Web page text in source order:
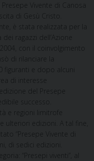
Presepe Vivente di Canosa
di Gesù Cristo.
è stata realizzata per la
ragazzi dell’Azione
con il coinvolgimento
di rilanciare la
e dopo alcuni
di interesse
del Presepe
successo.
e regioni limitrofe
ulteriori edizioni. A tal fine,
“Presepe Vivente di
di sedici edizioni.
“Presepi viventi”, al